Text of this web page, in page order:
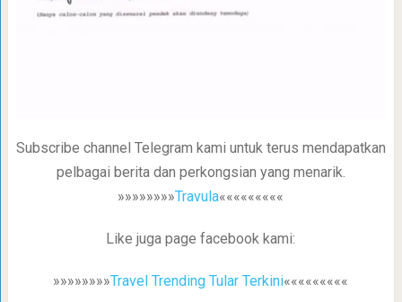
Subscribe channel Telegram kami untuk terus mendapatkan
pelbagai berita dan perkongsian yang menarik.
»»»»»»»»Travula«««««««««
Like juga page facebook kami:
»»»»»»»»Travel Trending Tular Terkini«««««««««